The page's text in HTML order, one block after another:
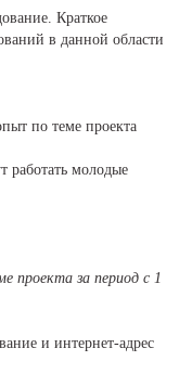
Краткое
в данной области
по теме проекта
работать молодые
проекта за период с 1
и интернет-адрес